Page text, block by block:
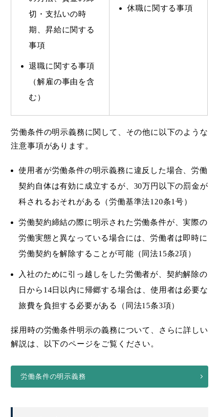
切・支払いの時
期、昇給に関する
事項
退職に関する事項
（解雇の事由を含
む）
休職に関する事項
労働条件の明示義務に関して、その他に以下のような
注意事項があります。
使用者が労働条件の明示義務に違反した場合、労働
契約自体は有効に成立するが、30万円以下の罰金が
科されるおそれがある（労働基準法120条1号）
労働契約締結の際に明示された労働条件が、実際の
労働実態と異なっている場合には、労働者は即時に
労働契約を解除することが可能（同法15条2項）
入社のために引っ越しをした労働者が、契約解除の
日から14日以内に帰郷する場合は、使用者は必要な
旅費を負担する必要がある（同法15条3項）
採用時の労働条件明示の義務について、さらに詳しい
解説は、以下のページをご覧ください。
労働条件の明示義務